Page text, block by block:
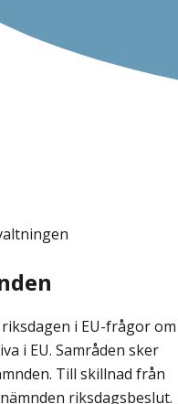
i EU-frågor om
i EU. Samråden sker
Till skillnad från
riksdagsbeslut.